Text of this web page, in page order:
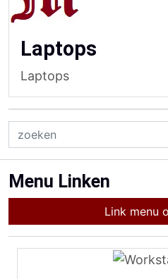
Laptops
Laptops
Menu Linken
Link menu